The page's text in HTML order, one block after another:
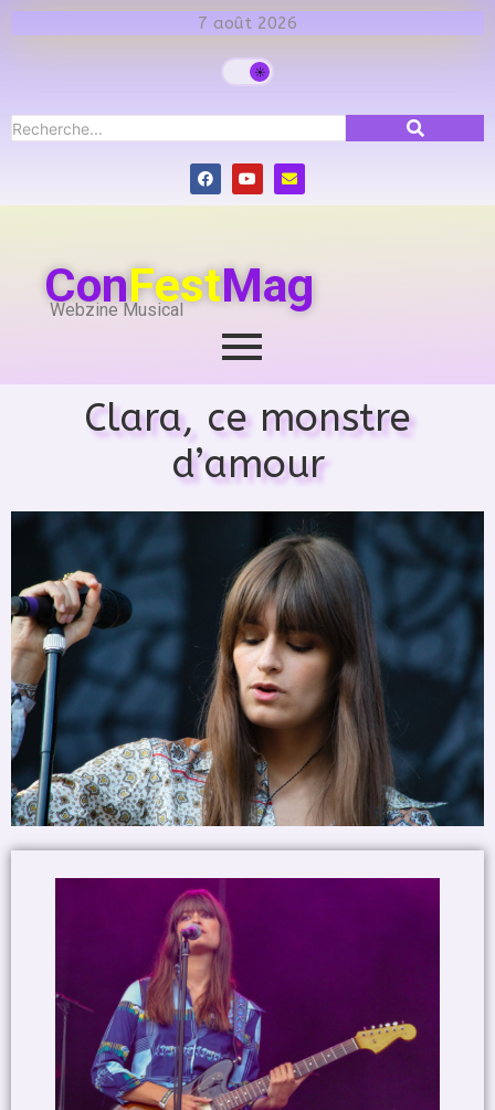
7 août 2026
ConFestMag
Webzine Musical
Clara, ce monstre
d’amour